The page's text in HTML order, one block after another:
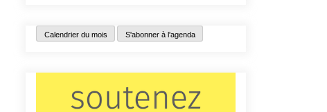
Calendrier du mois S'abonner à l'agenda